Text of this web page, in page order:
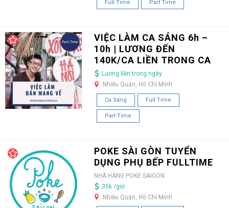
Full Time Part Time
VIỆC LÀM CA SÁNG 6h –
10h | LƯƠNG ĐẾN
140K/CA LIỀN TRONG CA
Lương liền trong ngày
Nhiều Quận, Hồ Chí Minh
Ca Sáng Full Time
Part Time
POKE SÀI GÒN TUYỂN
DỤNG PHỤ BẾP FULLTIME
NHÀ HÀNG POKE SAIGON
35k /giờ
Nhiều Quận, Hồ Chí Minh